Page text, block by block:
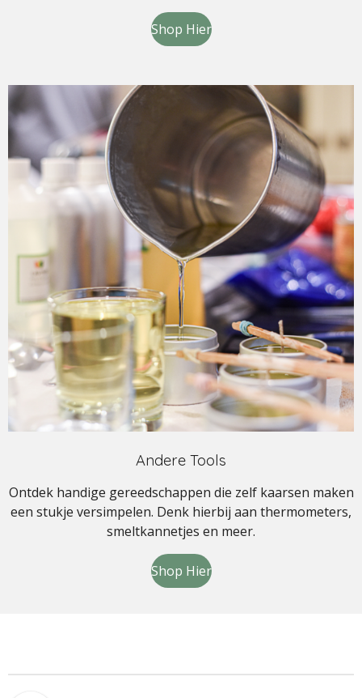
Shop Hier
Andere Tools
Ontdek handige gereedschappen die zelf kaarsen maken
een stukje versimpelen. Denk hierbij aan thermometers,
smeltkannetjes en meer.
Shop Hier